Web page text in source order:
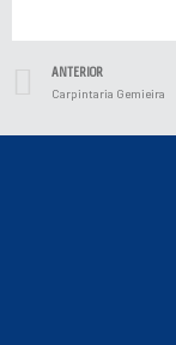
Prev
ANTERIOR
Carpintaria Gemieira